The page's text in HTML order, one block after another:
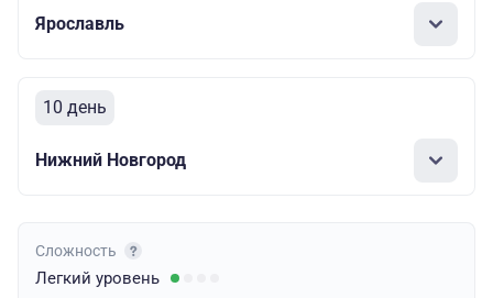
Ярославль
10 день
Нижний Новгород
Сложность
Легкий уровень